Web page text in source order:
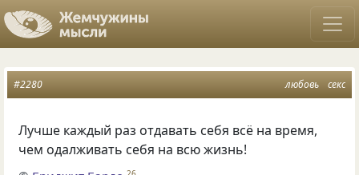
любовь секс
#2280
Лучше каждый раз отдавать себя всё на время,
чем одалживать себя на всю жизнь!